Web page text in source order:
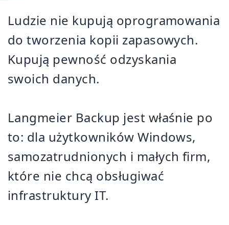
Ludzie nie kupują oprogramowania
do tworzenia kopii zapasowych.
Kupują pewność odzyskania
swoich danych.
Langmeier Backup jest właśnie po
to: dla użytkowników Windows,
samozatrudnionych i małych firm,
które nie chcą obsługiwać
infrastruktury IT.